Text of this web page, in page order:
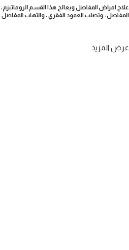
علاج امراض المفاصل ويعالج هذا القسم
المفاصل ، وتصلب العمود الفقري ، والتهاب المفاصل
عرض المزيد